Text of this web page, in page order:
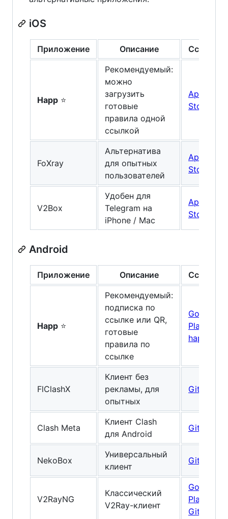
iOS
Приложение Описание Ссылка
Happ ⭐
Рекомендуемый:
можно
загрузить
готовые
правила одной
ссылкой
App
Store
FoXray
Альтернатива
для опытных
пользователей
App
Store
V2Box
Удобен для
Telegram на
iPhone / Mac
App
Store
Android
Приложение Описание Ссылка
Happ ⭐
Рекомендуемый:
подписка по
ссылке или QR,
готовые
правила по
ссылке
Google
Play
happ.su
FlClashX
Клиент без
рекламы, для
опытных
GitHub
Clash Meta
Клиент Clash
для Android
GitHub
NekoBox
Универсальный
клиент
GitHub
V2RayNG
Классический
V2Ray-клиент
Google
Play
GitHub